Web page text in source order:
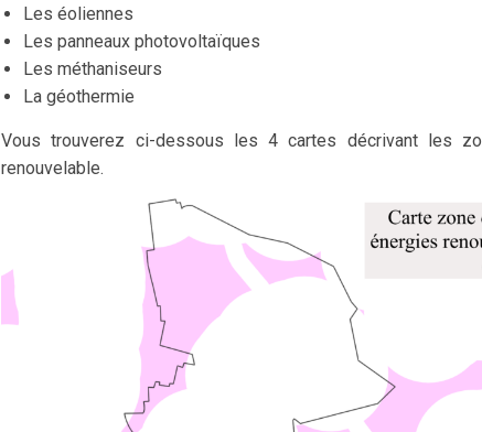
Les éoliennes
Les panneaux photovoltaïques
Les méthaniseurs
La géothermie
Vous trouverez ci-dessous les 4 cartes décrivant les
renouvelable.